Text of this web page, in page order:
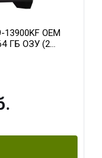
OEM
ГБ ОЗУ (2
GDDR7